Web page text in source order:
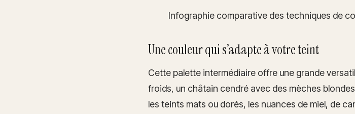
Infographie comparative des techniques de
Une couleur qui s’adapte à votre teint
Cette palette intermédiaire offre une grande
froids, un châtain cendré avec des mèches
les teints mats ou dorés, les nuances de miel, de